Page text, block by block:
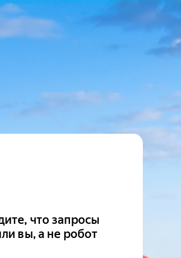
что запросы
вы, а не робот